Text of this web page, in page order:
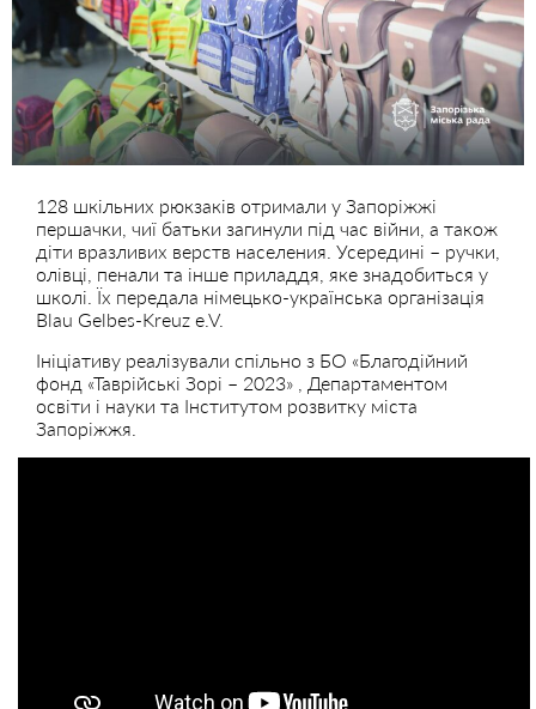
128 шкільних рюкзаків отримали у Запоріжжі
першачки, чиї батьки загинули під час війни, а також
діти вразливих верств населения. Усередині – ручки,
олівці, пенали та інше приладдя, яке знадобиться у
школі. Їх передала німецько-українська організація
Blau Gelbes-Kreuz e.V.
Ініціативу реалізували спільно з БО «Благодійний
фонд «Таврійські Зорі – 2023» , Департаментом
освіти і науки та Інститутом розвитку міста
Запоріжжя.